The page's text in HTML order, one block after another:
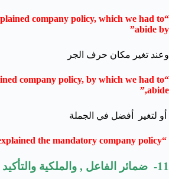
company policy, which we had to
abide by”
وعند تغير مكان حرف الجر
company policy, by which we had to
abide,”
أو لتغير أفضل في الجملة
“My boss explained the mandatory company policy.”
11- ضمائر الفاعل , والملكية والتأكيد